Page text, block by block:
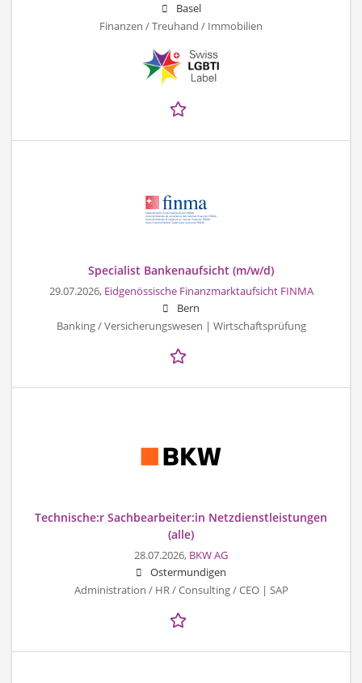
Basel
Finanzen / Treuhand / Immobilien
Specialist Bankenaufsicht (m/w/d)
29.07.2026, Eidgenössische Finanzmarktaufsicht FINMA
Bern
Banking / Versicherungswesen | Wirtschaftsprüfung
Technische:r Sachbearbeiter:in Netzdienstleistungen
(alle)
28.07.2026, BKW AG
Ostermundigen
Administration / HR / Consulting / CEO | SAP